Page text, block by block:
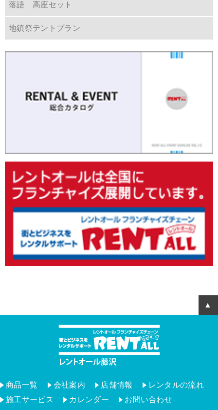
落語 高座セット
地鎮祭テントプラン
商品一覧 会社案内 店舗情報
レンタルの流れ
施工サービス
カレンダー お問い合わせ